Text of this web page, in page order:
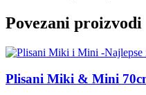
Povezani proizvodi
Plisani Miki & Mini